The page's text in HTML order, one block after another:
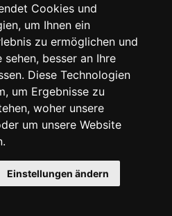
Cookies und
um Ihnen ein
zu ermöglichen und
besser an Ihre
Diese Technologien
um Ergebnisse zu
woher unsere
um unsere Website
Einstellungen ändern
reserved.